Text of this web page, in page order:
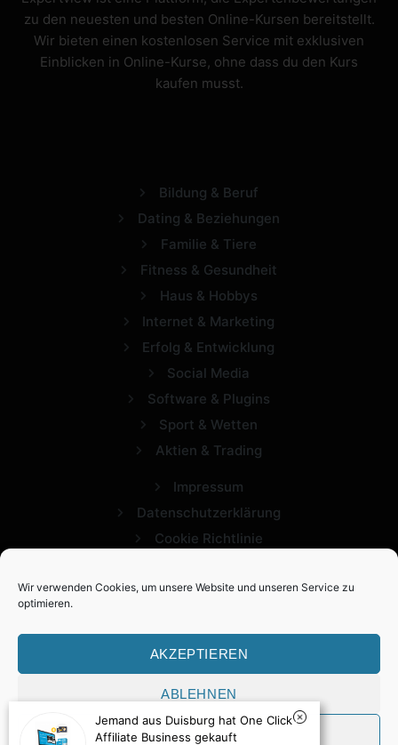
Wir verwenden Cookies, um unsere Website und unseren Service zu
optimieren.
AKZEPTIEREN
ABLEHNEN
VORLIEBEN
zu den neuesten und besten Online-Kursen bereitstellt.
Wir bieten einen kostenlosen Service mit exklusiven
Einblicken in Online-Kurse, ohne dass du den Kurs
kaufen musst.
Bildung & Beruf
Dating & Beziehungen
Familie & Tiere
Fitness & Gesundheit
Haus & Hobbys
Internet & Marketing
Erfolg & Entwicklung
Social Media
Software & Plugins
Sport & Wetten
Aktien & Trading
Impressum
Datenschutzerklärung
Cookie Richtlinie
2026 Expertview. Alle Rechte vorbehalten.
Jemand aus Duisburg hat One Click
Affiliate Business gekauft